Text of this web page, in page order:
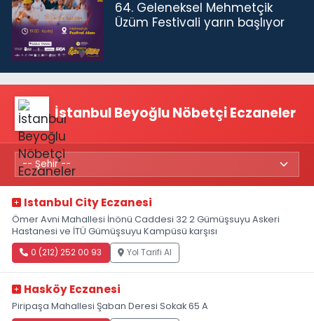
64. Geleneksel Mehmetçik
Üzüm Festivali yarın başlıyor
İstanbul Beyoğlu Nöbetçi Eczaneler
Istanbul City Eczanesi
Ömer Avni Mahallesi İnönü Caddesi 32 2 Gümüşsuyu Askeri
Hastanesi ve İTÜ Gümüşsuyu Kampüsü karşısı
0 (212) 252 00 93 Yol Tarifi Al
Hasköy Eczanesi
Piripaşa Mahallesi Şaban Deresi Sokak 65 A